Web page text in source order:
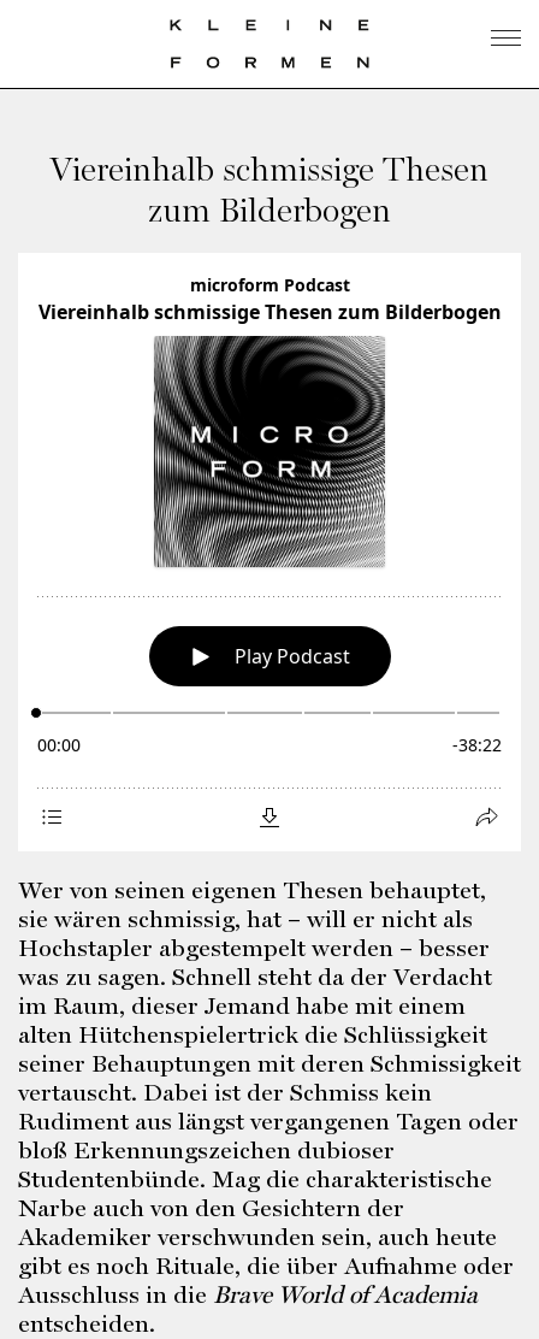
Viereinhalb schmissige Thesen
zum Bilderbogen
Wer von seinen eigenen Thesen behauptet,
sie wären schmissig, hat – will er nicht als
Hochstapler abgestempelt werden – besser
was zu sagen. Schnell steht da der Verdacht
im Raum, dieser Jemand habe mit einem
alten Hütchenspielertrick die Schlüssigkeit
seiner Behauptungen mit deren Schmissigkeit
vertauscht. Dabei ist der Schmiss kein
Rudiment aus längst vergangenen Tagen oder
bloß Erkennungszeichen dubioser
Studentenbünde. Mag die charakteristische
Narbe auch von den Gesichtern der
Akademiker verschwunden sein, auch heute
gibt es noch Rituale, die über Aufnahme oder
Ausschluss in die Brave World of Academia
entscheiden.